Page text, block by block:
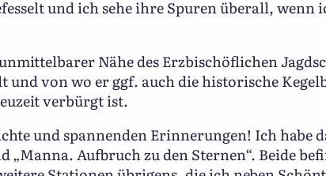
und ich sehe ihre Spuren überall, wenn
Nähe des Erzbischöflichen
von wo er ggf. auch die historische
verbürgt ist.
und spannenden Erinnerungen! Ich habe
„Manna. Aufbruch zu den Sternen“. Beide